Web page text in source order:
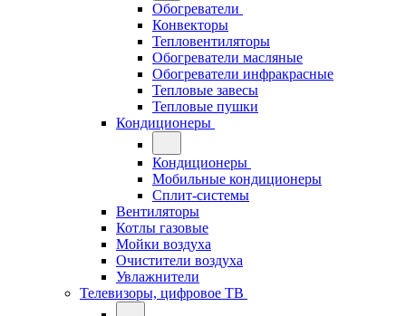
Обогреватели
Конвекторы
Тепловентиляторы
Обогреватели масляные
Обогреватели инфракрасные
Тепловые завесы
Тепловые пушки
Кондиционеры
Кондиционеры
Мобильные кондиционеры
Сплит-системы
Вентиляторы
Котлы газовые
Мойки воздуха
Очистители воздуха
Увлажнители
Телевизоры, цифровое ТВ